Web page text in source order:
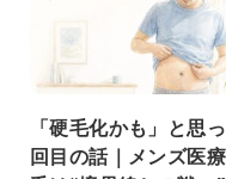
「硬毛化かも」と思
回目の話｜メンズ医